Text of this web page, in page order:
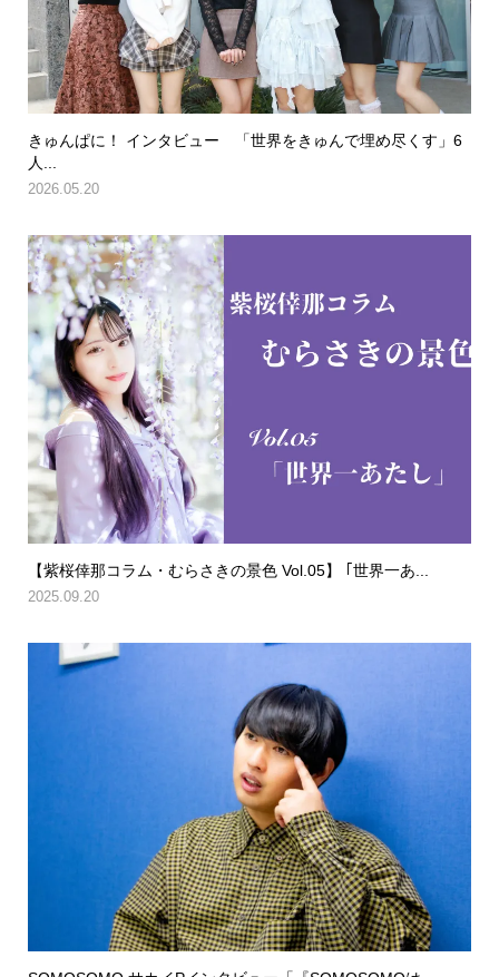
きゅんぱに！ インタビュー 「世界をきゅんで埋め尽くす」6
人...
2026.05.20
【紫桜倖那コラム・むらさきの景色 Vol.05】 ｢世界一あ...
2025.09.20